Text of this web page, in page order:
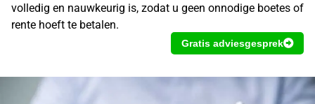
volledig en nauwkeurig is, zodat u geen onnodige boetes of
rente hoeft te betalen.
Gratis adviesgesprek